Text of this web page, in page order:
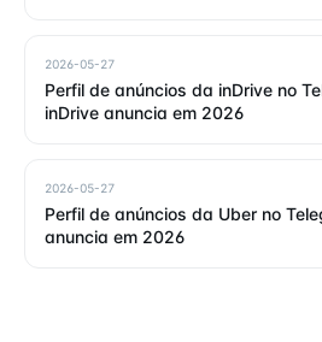
2026-05-27
Perfil de anúncios da inDrive no
inDrive anuncia em 2026
2026-05-27
Perfil de anúncios da Uber no
anuncia em 2026